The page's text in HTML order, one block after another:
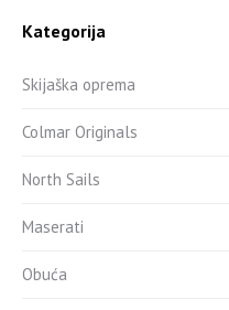
Kategorija
Skijaška oprema
Colmar Originals
North Sails
Maserati
Obuća